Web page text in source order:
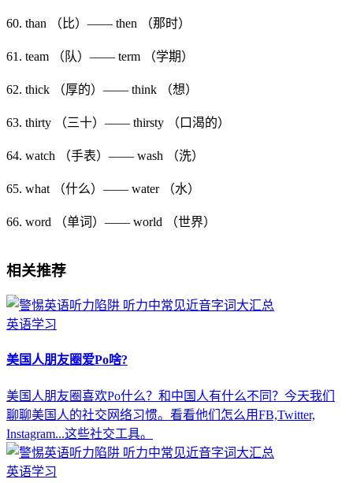
60. than （比）—— then （那时）
61. team （队）—— term （学期）
62. thick （厚的）—— think （想）
63. thirty （三十）—— thirsty （口渴的）
64. watch （手表）—— wash （洗）
65. what （什么）—— water （水）
66. word （单词）—— world （世界）
相关推荐
英语学习
美国人朋友圈爱Po啥?
美国人朋友圈喜欢Po什么？和中国人有什么不同？今天我们
聊聊美国人的社交网络习惯。看看他们怎么用FB,Twitter,
Instagram...这些社交工具。
英语学习